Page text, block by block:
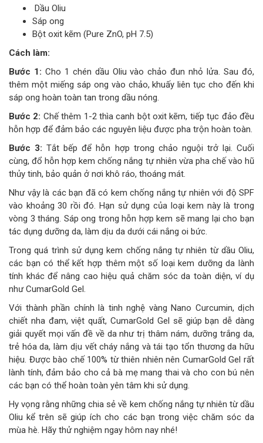
Dầu Oliu
Sáp ong
Bột oxit kẽm (Pure ZnO, pH 7.5)
Cách làm:
Bước 1: Cho 1 chén dầu Oliu vào chảo đun nhỏ lửa. Sau đó,
thêm một miếng sáp ong vào chảo, khuấy liên tục cho đến khi
sáp ong hoàn toàn tan trong dầu nóng.
Bước 2: Chế thêm 1-2 thìa canh bột oxit kẽm, tiếp tục đảo đều
hỗn hợp để đảm bảo các nguyên liệu được pha trộn hoàn toàn.
Bước 3: Tắt bếp để hỗn hợp trong chảo nguội trở lại. Cuối
cùng, đổ hỗn hợp kem chống nắng tự nhiên vừa pha chế vào hũ
thủy tinh, bảo quản ở nơi khô ráo, thoáng mát.
Như vậy là các bạn đã có kem chống nắng tự nhiên với độ SPF
vào khoảng 30 rồi đó. Hạn sử dụng của loại kem này là trong
vòng 3 tháng. Sáp ong trong hỗn hợp kem sẽ mang lại cho bạn
tác dụng dưỡng da, làm dịu da dưới cái nắng oi bức.
Trong quá trình sử dụng kem chống nắng tự nhiên từ dầu Oliu,
các bạn có thể kết hợp thêm một số loại kem dưỡng da lành
tính khác để nâng cao hiệu quả chăm sóc da toàn diện, ví dụ
như CumarGold Gel.
Với thành phần chính là tinh nghệ vàng Nano Curcumin, dịch
chiết nha đam, việt quất, CumarGold Gel sẽ giúp bạn dễ dàng
giải quyết mọi vấn đề về da như trị thâm nám, dưỡng trắng da,
trẻ hóa da, làm dịu vết cháy nắng và tái tạo tổn thương da hữu
hiệu. Được bào chế 100% từ thiên nhiên nên CumarGold Gel rất
lành tính, đảm bảo cho cả bà mẹ mang thai và cho con bú nên
các bạn có thể hoàn toàn yên tâm khi sử dụng.
Hy vọng rằng những chia sẻ về kem chống nắng tự nhiên từ dầu
Oliu kể trên sẽ giúp ích cho các bạn trong việc chăm sóc da
mùa hè. Hãy thử nghiệm ngay hôm nay nhé!